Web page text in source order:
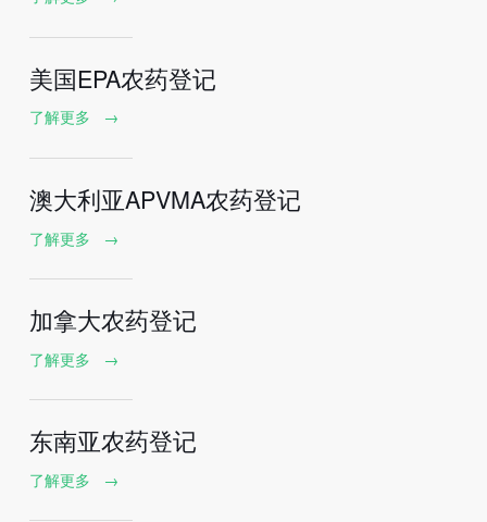
美国EPA农药登记
了解更多 →
澳大利亚APVMA农药登记
了解更多 →
加拿大农药登记
了解更多 →
东南亚农药登记
了解更多 →